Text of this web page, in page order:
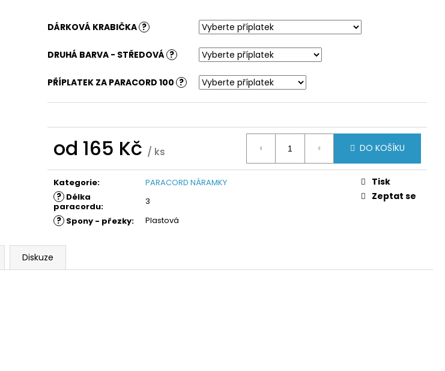
DÁRKOVÁ KRABIČKA ?
DRUHÁ BARVA - STŘEDOVÁ ?
PŘÍPLATEK ZA PARACORD 100 ?
od 165 Kč / ks
cena:
DO KOŠÍKU
Kategorie: PARACORD NÁRAMKY
? Délka
paracordu: 3
? Spony - přezky: Plastová
Tisk
Zeptat se
Diskuze